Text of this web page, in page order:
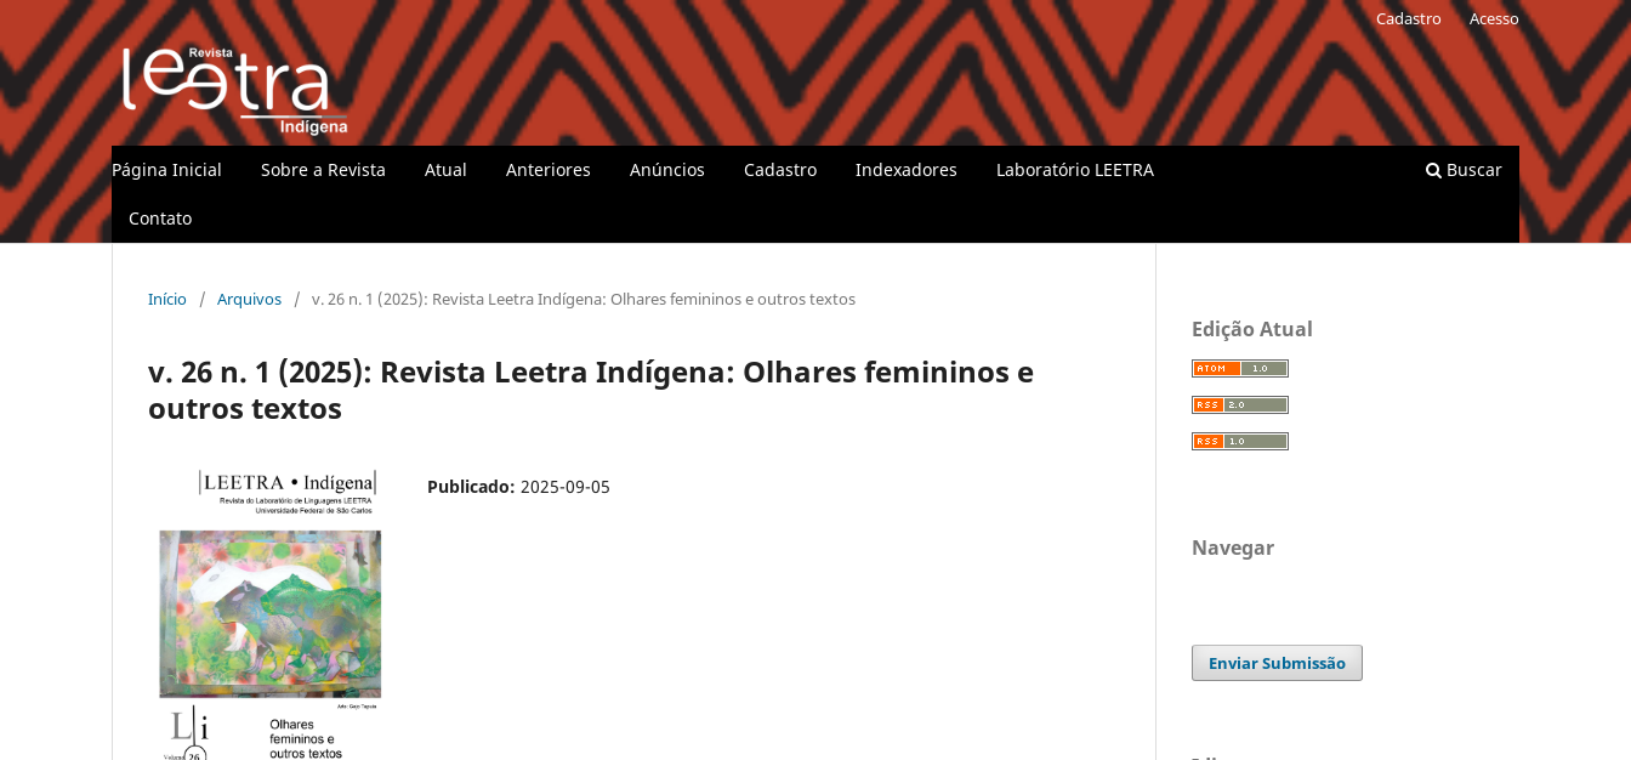
Página Inicial Sobre a Revista Atual Anteriores Anúncios Cadastro Indexadores Laboratório LEETRA
Contato
Buscar
Cadastro Acesso
Início / Arquivos / v. 26 n. 1 (2025): Revista Leetra Indígena: Olhares femininos e outros textos
v. 26 n. 1 (2025): Revista Leetra Indígena: Olhares femininos e
outros textos
Publicado: 2025-09-05
Edição Atual
Navegar
Enviar Submissão